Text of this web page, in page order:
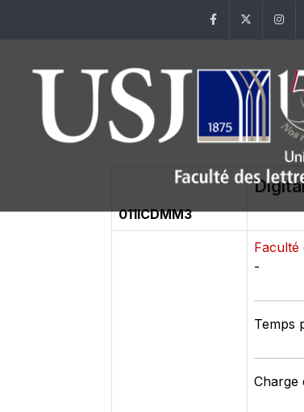
FacebookTwitter
011ICDMM3
Faculté
-
Temps
Charge